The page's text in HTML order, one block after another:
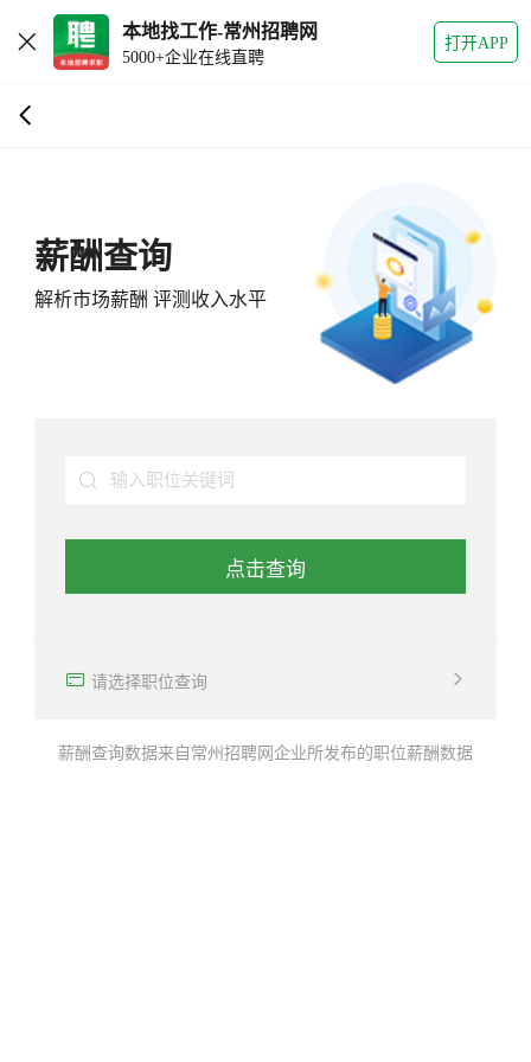
本地找工作-常州招聘网
5000+企业在线直聘
打开APP
薪酬查询
解析市场薪酬 评测收入水平
输入职位关键词
点击查询
请选择职位查询
薪酬查询数据来自常州招聘网企业所发布的职位薪酬数据
确定